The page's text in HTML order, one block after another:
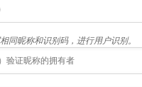
同昵称和识别码，进行用户识别。